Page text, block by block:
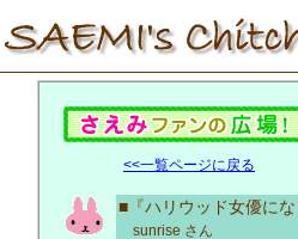
<<一覧ページに戻る
■『ハリウッド女優に
sunrise さん